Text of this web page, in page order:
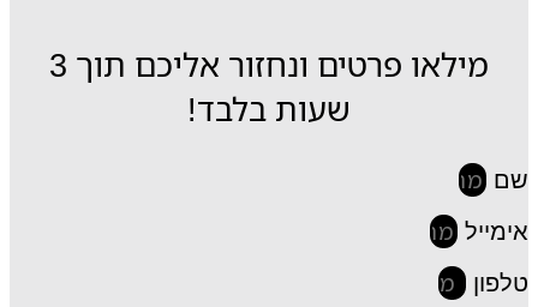
מילאו פרטים ונחזור אליכם תוך 3
שעות בלבד!
שם
אימייל
טלפון